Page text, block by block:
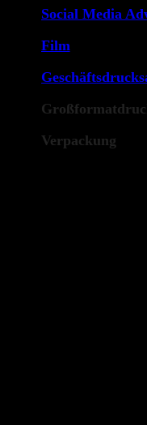
Social Media
Film
Verpackung